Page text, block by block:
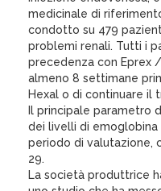
medicinale di
condotto su 479
problemi renali. Tutti i
precedenza con Eprex
almeno 8 settimane
Hexal o di continuare il
Il principale parametro
dei livelli di
periodo di valutazione,
29.
La società produttrice